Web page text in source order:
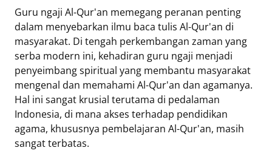
Guru ngaji Al-Qur'an memegang peranan penting
dalam menyebarkan ilmu baca tulis Al-Qur'an di
masyarakat. Di tengah perkembangan zaman yang
serba modern ini, kehadiran guru ngaji menjadi
penyeimbang spiritual yang membantu masyarakat
mengenal dan memahami Al-Qur'an dan agamanya.
Hal ini sangat krusial terutama di pedalaman
Indonesia, di mana akses terhadap pendidikan
agama, khususnya pembelajaran Al-Qur'an, masih
sangat terbatas.
rejabar.republika.co.id
repjogja.republika.co.id
Republika
IQRA
Tentang
Retizen
Do's